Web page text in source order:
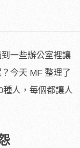
一些辦公室裡讓
今天 MF 整理了
人，每個都讓人